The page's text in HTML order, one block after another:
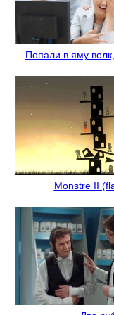
Попали в яму
Monstre II